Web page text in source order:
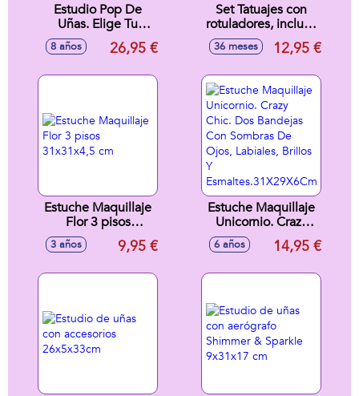
Estudio Pop De
Uñas. Elige Tu
Color Agitalo Y
Aplica. Rapido Y
8 años 26,95 €
Set Tatuajes con
rotuladores, incluye
plantillas
36 meses 12,95 €
Estuche Maquillaje
Flor 3 pisos
31x31x4,5 cm
3 años 9,95 €
Estuche Maquillaje
Unicornio. Crazy
Chic. Dos Bandejas
Con Sombras De
6 años 14,95 €